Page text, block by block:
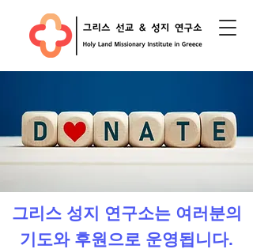
그리스 성지 연구소는 여러분의
기도와 후원으로 운영됩니다.